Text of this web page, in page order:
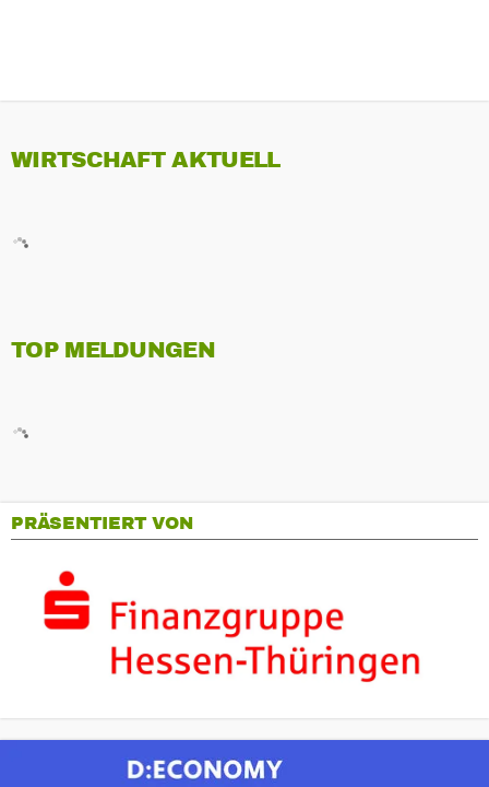
WIRTSCHAFT AKTUELL
TOP MELDUNGEN
PRÄSENTIERT VON